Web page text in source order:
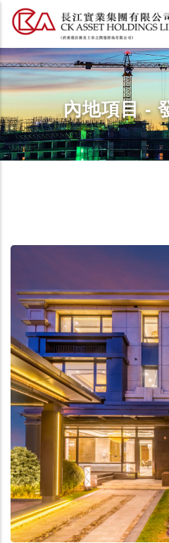
內
容
內地項目 -